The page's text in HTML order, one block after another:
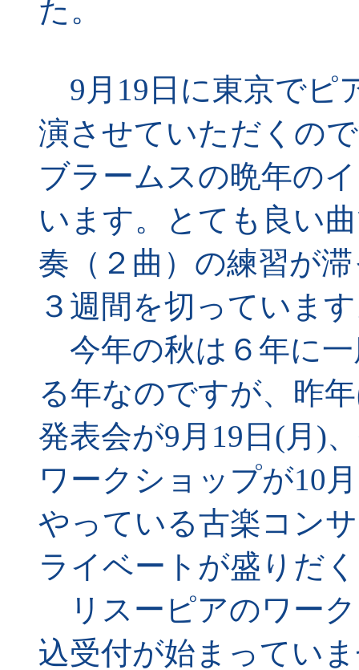
た。
9月19日に東京でピ
演させていただくの
ブラームスの晩年の
います。とても良い
奏（２曲）の練習が
３週間を切っていま
今年の秋は６年に一
る年なのですが、昨
発表会が9月19日(月)
ワークショップが10
やっている古楽コン
ライベートが盛りだ
リスーピアのワー
込受付が始まってい